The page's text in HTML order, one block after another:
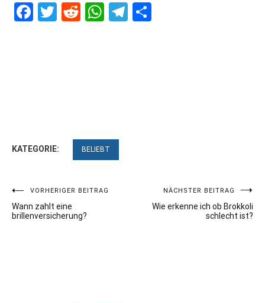
Facebook
Twitter
RedditWhatsApp
Telegram
KATEGORIE: BELIEBT
Beitragsnavigation
VORHERIGER BEITRAG
Wann zahlt eine
brillenversicherung?
NÄCHSTER BEITRAG
Wie erkenne ich ob Brokkoli
schlecht ist?